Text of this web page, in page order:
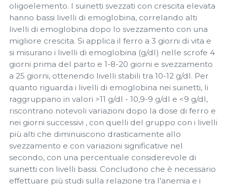
oligoelemento. I suinetti svezzati con crescita elevata
hanno bassi livelli di emoglobina, correlando alti
livelli di emoglobina dopo lo svezzamento con una
migliore crescita. Si applica il ferro a 3 giorni di vita e
si misurano i livelli di emoglobina (g/dl) nelle scrofe 4
giorni prima del parto e 1-8-20 giorni e svezzamento
a 25 giorni, ottenendo livelli stabili tra 10-12 g/dl. Per
quanto riguarda i livelli di emoglobina nei suinetti, li
raggruppano in valori >11 g/dl - 10,9-9 g/dl e <9 g/dl,
riscontrano notevoli variazioni dopo la dose di ferro e
nei giorni successivi , con quelli del gruppo con i livelli
più alti che diminuiscono drasticamente allo
svezzamento e con variazioni significative nel
secondo, con una percentuale considerevole di
suinetti con livelli bassi. Concludono che è necessario
effettuare più studi sulla relazione tra l'anemia e i